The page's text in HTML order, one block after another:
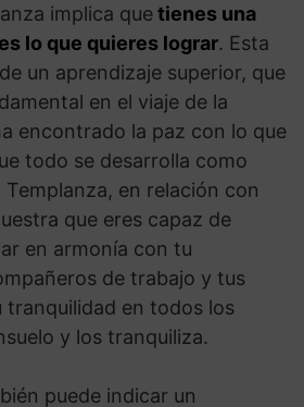
implica quetienes una
lo que quieres lograr. Esta
un aprendizaje superior, que
en el viaje de la
encontrado la paz con lo que
todo se desarrolla como
en relación con
que eres capaz de
en armonía con tu
de trabajo y tus
tranquilidad en todos los
y los tranquiliza.
puede indicar un